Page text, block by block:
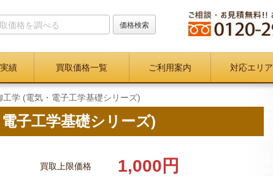
績 買取価格一覧 ご利用案内 対応エリア
工学 (電気・電子工学基礎シリーズ)
子工学基礎シリーズ)
買取上限価格 1,000円